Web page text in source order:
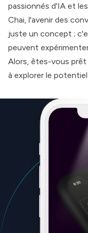
passionnés d'IA et
Chai, l'avenir des
juste un concept ;
peuvent
Alors, êtes-vous prêt
à explorer le